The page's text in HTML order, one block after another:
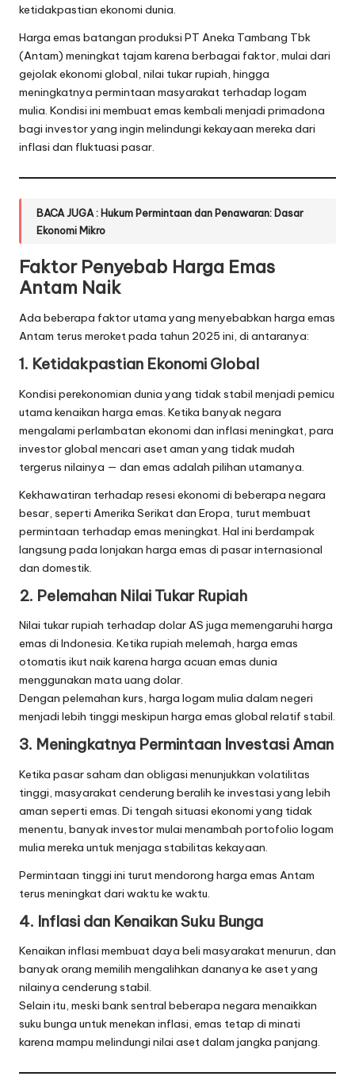
ketidakpastian ekonomi dunia.
Harga emas batangan produksi PT Aneka Tambang Tbk
(Antam) meningkat tajam karena berbagai faktor, mulai dari
gejolak ekonomi global, nilai tukar rupiah, hingga
meningkatnya permintaan masyarakat terhadap logam
mulia. Kondisi ini membuat emas kembali menjadi primadona
bagi investor yang ingin melindungi kekayaan mereka dari
inflasi dan fluktuasi pasar.
BACA JUGA : Hukum Permintaan dan Penawaran: Dasar
Ekonomi Mikro
Faktor Penyebab Harga Emas
Antam Naik
Ada beberapa faktor utama yang menyebabkan harga emas
Antam terus meroket pada tahun 2025 ini, di antaranya:
1. Ketidakpastian Ekonomi Global
Kondisi perekonomian dunia yang tidak stabil menjadi pemicu
utama kenaikan harga emas. Ketika banyak negara
mengalami perlambatan ekonomi dan inflasi meningkat, para
investor global mencari aset aman yang tidak mudah
tergerus nilainya — dan emas adalah pilihan utamanya.
Kekhawatiran terhadap resesi ekonomi di beberapa negara
besar, seperti Amerika Serikat dan Eropa, turut membuat
permintaan terhadap emas meningkat. Hal ini berdampak
langsung pada lonjakan harga emas di pasar internasional
dan domestik.
2. Pelemahan Nilai Tukar Rupiah
Nilai tukar rupiah terhadap dolar AS juga memengaruhi harga
emas di Indonesia. Ketika rupiah melemah, harga emas
otomatis ikut naik karena harga acuan emas dunia
menggunakan mata uang dolar.
Dengan pelemahan kurs, harga logam mulia dalam negeri
menjadi lebih tinggi meskipun harga emas global relatif stabil.
3. Meningkatnya Permintaan Investasi Aman
Ketika pasar saham dan obligasi menunjukkan volatilitas
tinggi, masyarakat cenderung beralih ke investasi yang lebih
aman seperti emas. Di tengah situasi ekonomi yang tidak
menentu, banyak investor mulai menambah portofolio logam
mulia mereka untuk menjaga stabilitas kekayaan.
Permintaan tinggi ini turut mendorong harga emas Antam
terus meningkat dari waktu ke waktu.
4. Inflasi dan Kenaikan Suku Bunga
Kenaikan inflasi membuat daya beli masyarakat menurun, dan
banyak orang memilih mengalihkan dananya ke aset yang
nilainya cenderung stabil.
Selain itu, meski bank sentral beberapa negara menaikkan
suku bunga untuk menekan inflasi, emas tetap di minati
karena mampu melindungi nilai aset dalam jangka panjang.